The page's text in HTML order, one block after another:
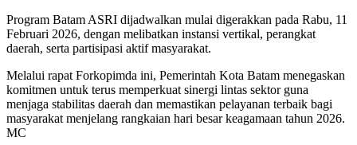
Program Batam ASRI dijadwalkan mulai digerakkan pada Rabu, 11
Februari 2026, dengan melibatkan instansi vertikal, perangkat
daerah, serta partisipasi aktif masyarakat.
Melalui rapat Forkopimda ini, Pemerintah Kota Batam menegaskan
komitmen untuk terus memperkuat sinergi lintas sektor guna
menjaga stabilitas daerah dan memastikan pelayanan terbaik bagi
masyarakat menjelang rangkaian hari besar keagamaan tahun 2026.
MC